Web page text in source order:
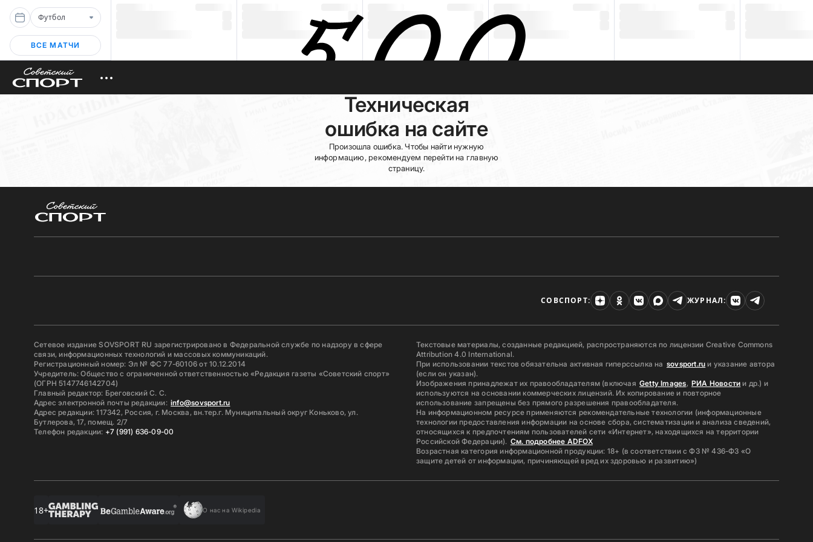
Футбол
ВСЕ МАТЧИ
Техническая
ошибка на сайте
Произошла ошибка. Чтобы найти нужную
информацию, рекомендуем перейти на главную
страницу.
СОВСПОРТ: ЖУРНАЛ:
Сетевое издание SOVSPORT RU зарегистрировано в Федеральной службе по надзору в сфере
связи, информационных технологий и массовых коммуникаций.
Регистрационный номер: Эл № ФС 77-60106 от 10.12.2014
Учредитель: Общество с ограниченной ответственностью «Редакция газеты «Советский спорт»
(ОГРН 5147746142704)
Главный редактор: Бреговский С. С.
Адрес электронной почты редакции: info@sovsport.ru
Адрес редакции: 117342, Россия, г. Москва, вн.тер.г. Муниципальный округ Коньково, ул.
Бутлерова, 17, помещ. 2/7
Телефон редакции: +7 (991) 636-09-00
Текстовые материалы, созданные редакцией, распространяются по лицензии Creative Commons
Attribution 4.0 International.
При использовании текстов обязательна активная гиперссылка на sovsport.ru и указание автора
(если он указан).
Изображения принадлежат их правообладателям (включая Getty Images, РИА Новости и др.) и
используются на основании коммерческих лицензий. Их копирование и повторное
использование запрещены без прямого разрешения правообладателя.
На информационном ресурсе применяются рекомендательные технологии (информационные
технологии предоставления информации на основе сбора, систематизации и анализа сведений,
относящихся к предпочтениям пользователей сети «Интернет», находящихся на территории
Российской Федерации). См. подробнее ADFOX
Возрастная категория информационной продукции: 18+ (в соответствии с ФЗ № 436-ФЗ «О
защите детей от информации, причиняющей вред их здоровью и развитию»)
18+ О нас на Wikipedia